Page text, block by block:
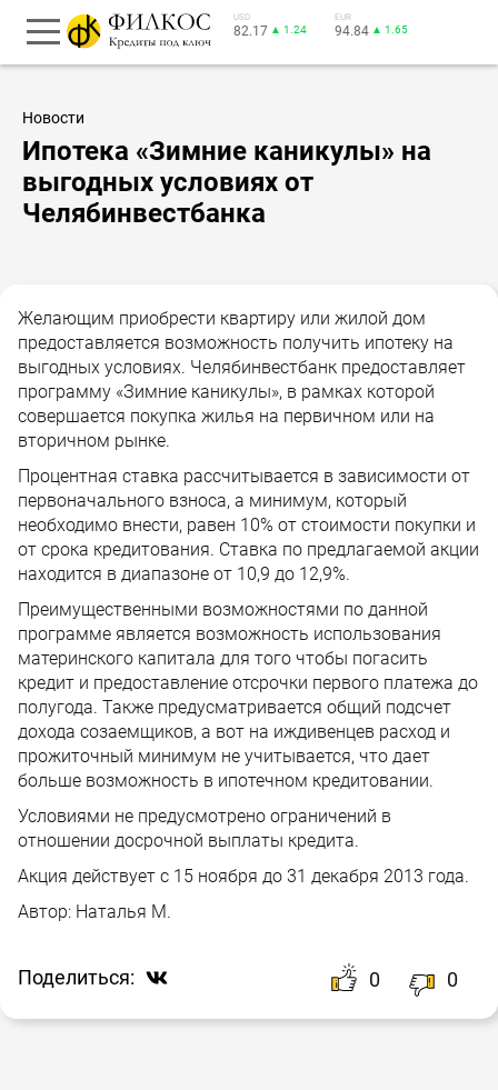
USD
82.17 ▲ 1.24
EUR
94.84 ▲ 1.65
Новости
Ипотека «Зимние каникулы» на
выгодных условиях от
Челябинвестбанка
Желающим приобрести квартиру или жилой дом
предоставляется возможность получить ипотеку на
выгодных условиях. Челябинвестбанк предоставляет
программу «Зимние каникулы», в рамках которой
совершается покупка жилья на первичном или на
вторичном рынке.
Процентная ставка рассчитывается в зависимости от
первоначального взноса, а минимум, который
необходимо внести, равен 10% от стоимости покупки и
от срока кредитования. Ставка по предлагаемой акции
находится в диапазоне от 10,9 до 12,9%.
Преимущественными возможностями по данной
программе является возможность использования
материнского капитала для того чтобы погасить
кредит и предоставление отсрочки первого платежа до
полугода. Также предусматривается общий подсчет
дохода созаемщиков, а вот на иждивенцев расход и
прожиточный минимум не учитывается, что дает
больше возможность в ипотечном кредитовании.
Условиями не предусмотрено ограничений в
отношении досрочной выплаты кредита.
Акция действует с 15 ноября до 31 декабря 2013 года.
Автор: Наталья М.
Поделиться: 0 0